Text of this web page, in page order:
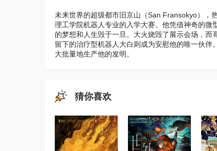
未来世界的超级都市旧京山（San Fransokyo），
理工学院机器人专业的入学大赛。他凭借神奇的
的梦想和人生毁于一旦。大火烧毁了展示会场，
留下的治疗型机器人大白则成为安慰他的唯一伙
大批量地生产他的发明。
猜你喜欢